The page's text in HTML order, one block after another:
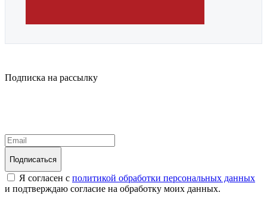
Подписка на рассылку
Подписаться
Я согласен с политикой обработки персональных данных
и подтверждаю согласие на обработку моих данных.